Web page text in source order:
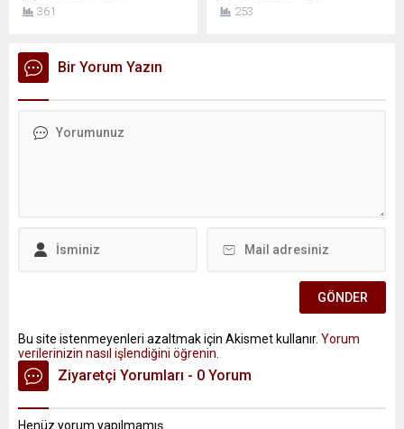
361
253
Bir Yorum Yazın
Bu site istenmeyenleri azaltmak için Akismet kullanır. Yorum
verilerinizin nasıl işlendiğini öğrenin.
Ziyaretçi Yorumları - 0 Yorum
Henüz yorum yapılmamış.